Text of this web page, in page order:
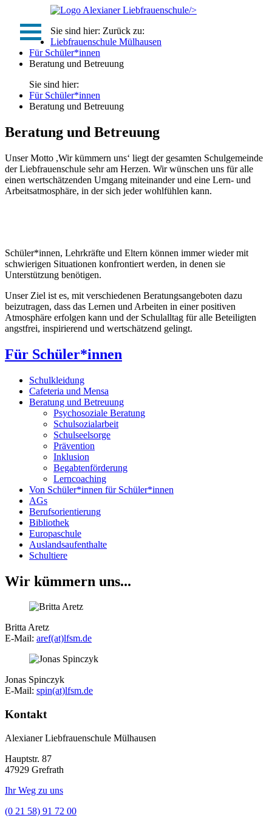
/>
Sie sind hier: Zurück zu:
Liebfrauenschule Mülhausen
Für Schüler*innen
Beratung und Betreuung
Sie sind hier:
Für Schüler*innen
Beratung und Betreuung
Beratung und Betreuung
Unser Motto ,Wir kümmern uns‘ liegt der gesamten Schulgemeinde
der Liebfrauenschule sehr am Herzen. Wir wünschen uns für alle
einen wertschätzenden Umgang miteinander und eine Lern- und
Arbeitsatmosphäre, in der sich jeder wohlfühlen kann.
Schüler*innen, Lehrkräfte und Eltern können immer wieder mit
schwierigen Situationen konfrontiert werden, in denen sie
Unterstützung benötigen.
Unser Ziel ist es, mit verschiedenen Beratungsangeboten dazu
beizutragen, dass das Lernen und Arbeiten in einer positiven
Atmosphäre erfolgen kann und der Schulalltag für alle Beteiligten
angstfrei, inspirierend und wertschätzend gelingt.
Für Schüler*innen
Schulkleidung
Cafeteria und Mensa
Beratung und Betreuung
Psychosoziale Beratung
Schulsozialarbeit
Schulseelsorge
Prävention
Inklusion
Begabtenförderung
Lerncoaching
Von Schüler*innen für Schüler*innen
AGs
Berufsorientierung
Bibliothek
Europaschule
Auslandsaufenthalte
Schultiere
Wir kümmern uns...
Britta Aretz
E-Mail: aref(at)lfsm.de
Jonas Spinczyk
E-Mail: spin(at)lfsm.de
Kontakt
Alexianer Liebfrauenschule Mülhausen
Hauptstr. 87
47929 Grefrath
Ihr Weg zu uns
(0 21 58) 91 72 00